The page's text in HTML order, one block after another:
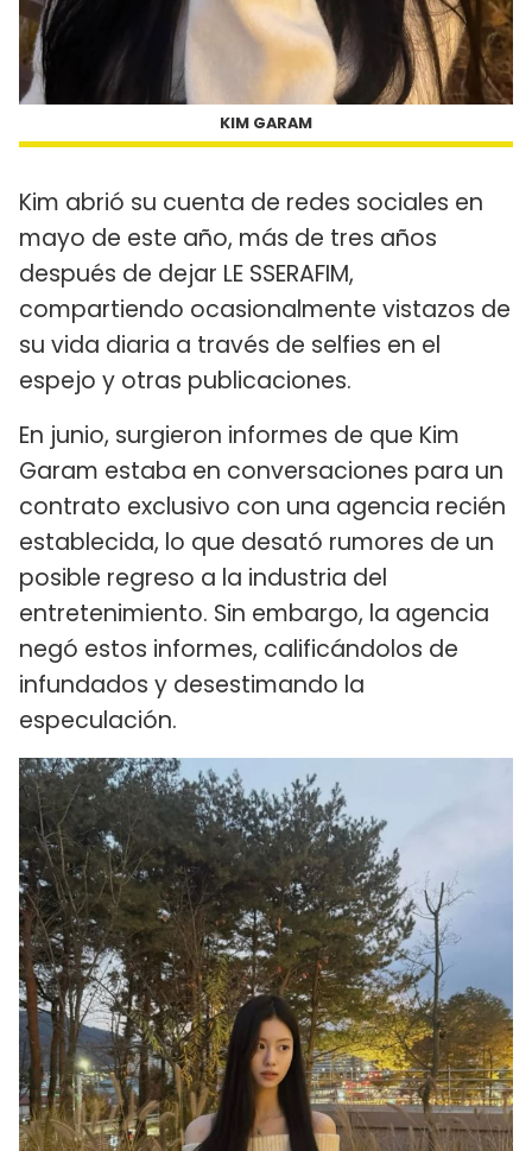
KIM GARAM
Kim abrió su cuenta de redes sociales en
mayo de este año, más de tres años
después de dejar LE SSERAFIM,
compartiendo ocasionalmente vistazos de
su vida diaria a través de selfies en el
espejo y otras publicaciones.
En junio, surgieron informes de que Kim
Garam estaba en conversaciones para un
contrato exclusivo con una agencia recién
establecida, lo que desató rumores de un
posible regreso a la industria del
entretenimiento. Sin embargo, la agencia
negó estos informes, calificándolos de
infundados y desestimando la
especulación.